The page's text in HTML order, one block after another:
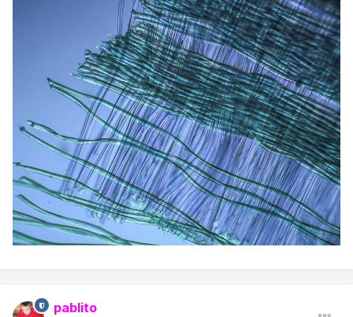
pablito